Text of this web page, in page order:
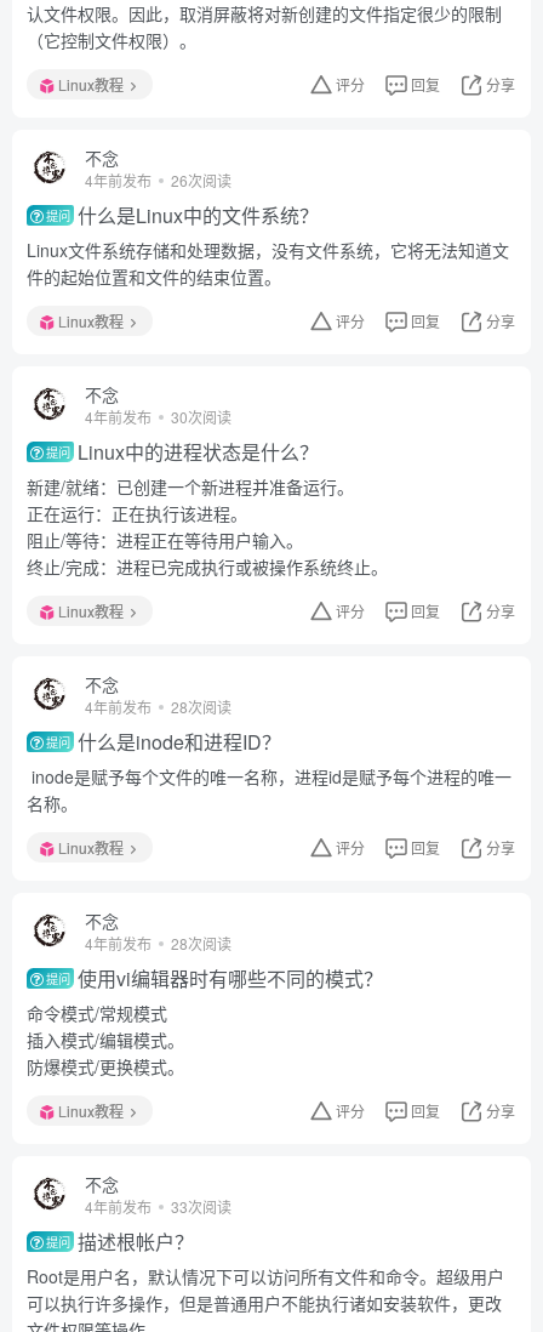
认文件权限。因此，取消屏蔽将对新创建的文件指定很少的限制
（它控制文件权限）。
Linux教程 评分 回复 分享
不念
4年前发布 26次阅读
提问 什么是Linux中的文件系统？
Linux文件系统存储和处理数据，没有文件系统，它将无法知道文
件的起始位置和文件的结束位置。
Linux教程 评分 回复 分享
不念
4年前发布 30次阅读
提问 Linux中的进程状态是什么？
新建/就绪：已创建一个新进程并准备运行。
正在运行：正在执行该进程。
阻止/等待：进程正在等待用户输入。
终止/完成：进程已完成执行或被操作系统终止。
Linux教程 评分 回复 分享
不念
4年前发布 28次阅读
提问 什么是inode和进程ID？
inode是赋予每个文件的唯一名称，进程id是赋予每个进程的唯一
名称。
Linux教程 评分 回复 分享
不念
4年前发布 28次阅读
提问 使用vi编辑器时有哪些不同的模式？
命令模式/常规模式
插入模式/编辑模式。
防爆模式/更换模式。
Linux教程 评分 回复 分享
不念
4年前发布 33次阅读
提问 描述根帐户？
Root是用户名，默认情况下可以访问所有文件和命令。超级用户
可以执行许多操作，但是普通用户不能执行诸如安装软件，更改